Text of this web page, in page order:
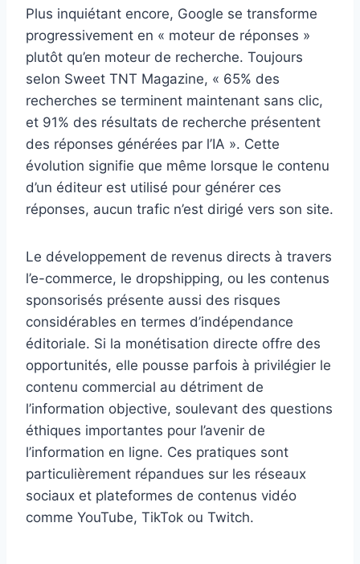
Plus inquiétant encore, Google se transforme
progressivement en « moteur de réponses »
plutôt qu’en moteur de recherche. Toujours
selon Sweet TNT Magazine, « 65% des
recherches se terminent maintenant sans clic,
et 91% des résultats de recherche présentent
des réponses générées par l’IA ». Cette
évolution signifie que même lorsque le contenu
d’un éditeur est utilisé pour générer ces
réponses, aucun trafic n’est dirigé vers son site.
Le développement de revenus directs à travers
l’e-commerce, le dropshipping, ou les contenus
sponsorisés présente aussi des risques
considérables en termes d’indépendance
éditoriale. Si la monétisation directe offre des
opportunités, elle pousse parfois à privilégier le
contenu commercial au détriment de
l’information objective, soulevant des questions
éthiques importantes pour l’avenir de
l’information en ligne. Ces pratiques sont
particulièrement répandues sur les réseaux
sociaux et plateformes de contenus vidéo
comme YouTube, TikTok ou Twitch.